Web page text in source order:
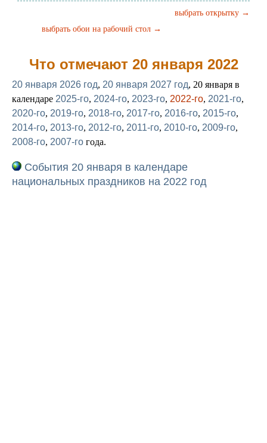
выбрать открытку →
выбрать обои на рабочий стол →
Что отмечают 20 января 2022
20 января 2026 год, 20 января 2027 год, 20 января в
календаре 2025-го, 2024-го, 2023-го, 2022-го, 2021-го,
2020-го, 2019-го, 2018-го, 2017-го, 2016-го, 2015-го,
2014-го, 2013-го, 2012-го, 2011-го, 2010-го, 2009-го,
2008-го, 2007-го года.
События 20 января в календаре
национальных праздников на 2022 год